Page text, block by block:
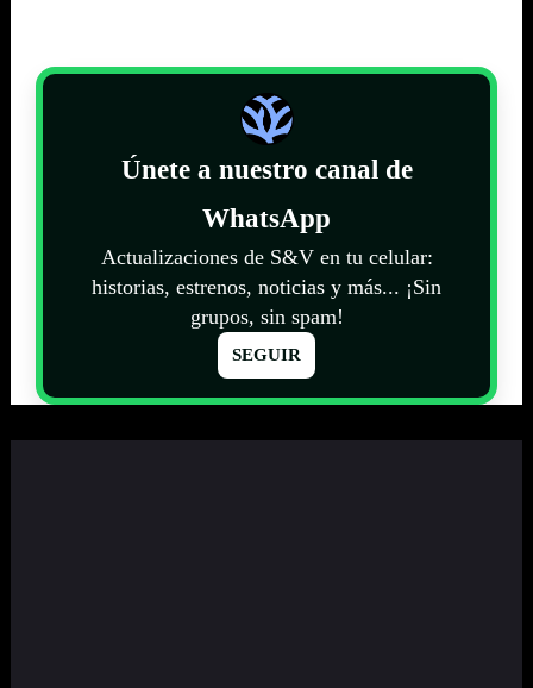
Únete a nuestro canal de
WhatsApp
Actualizaciones de S&V en tu celular:
historias, estrenos, noticias y más... ¡Sin
grupos, sin spam!
SEGUIR